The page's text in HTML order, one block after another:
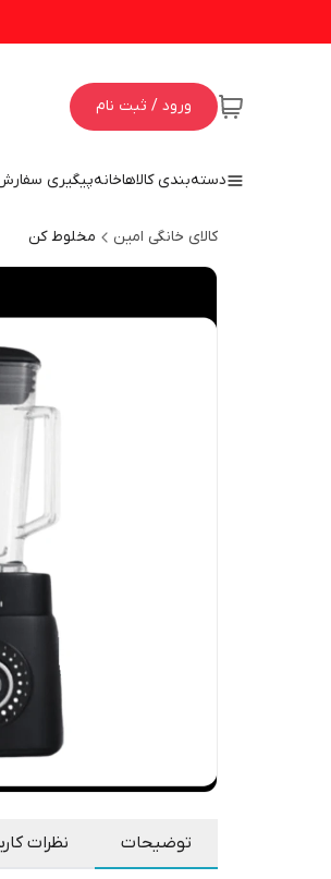
ورود / ثبت نام
دسته‌بندی کالاهاخانهپیگیری
کالای خانگی امین مخلوط کن
توضیحات نظرات